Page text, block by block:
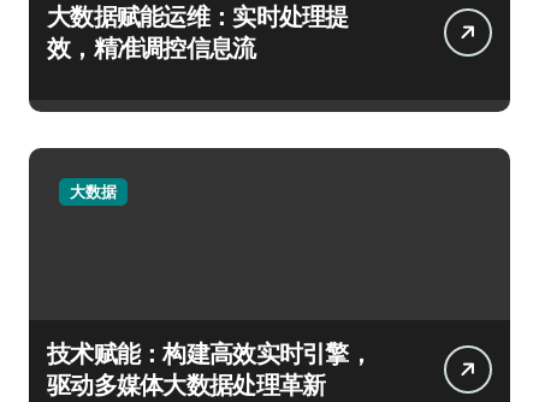
大数据赋能运维：实时处理提
效，精准调控信息流
大数据
技术赋能：构建高效实时引擎，
驱动多媒体大数据处理革新